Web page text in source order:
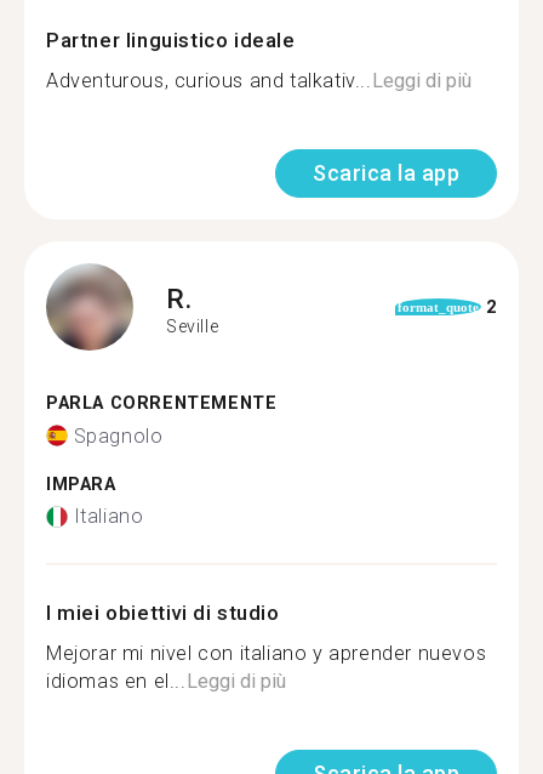
Partner linguistico ideale
Adventurous, curious and talkativ...Leggi di più
Scarica la app
R.
Seville
format_quote 2
PARLA CORRENTEMENTE
Spagnolo
IMPARA
Italiano
I miei obiettivi di studio
Mejorar mi nivel con italiano y aprender nuevos
idiomas en el...Leggi di più